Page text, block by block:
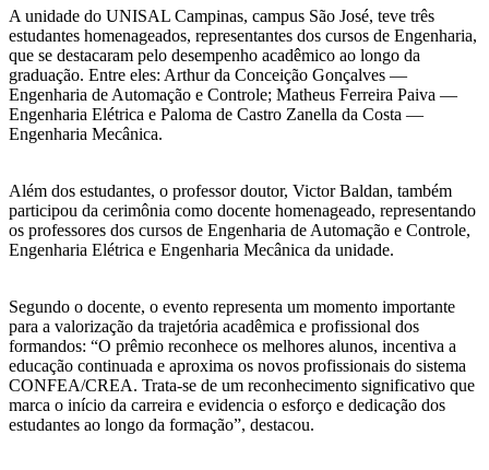
A unidade do UNISAL Campinas, campus São José, teve três
estudantes homenageados, representantes dos cursos de Engenharia,
que se destacaram pelo desempenho acadêmico ao longo da
graduação. Entre eles: Arthur da Conceição Gonçalves —
Engenharia de Automação e Controle; Matheus Ferreira Paiva —
Engenharia Elétrica e Paloma de Castro Zanella da Costa —
Engenharia Mecânica.
Além dos estudantes, o professor doutor, Victor Baldan, também
participou da cerimônia como docente homenageado, representando
os professores dos cursos de Engenharia de Automação e Controle,
Engenharia Elétrica e Engenharia Mecânica da unidade.
Segundo o docente, o evento representa um momento importante
para a valorização da trajetória acadêmica e profissional dos
formandos: “O prêmio reconhece os melhores alunos, incentiva a
educação continuada e aproxima os novos profissionais do sistema
CONFEA/CREA. Trata-se de um reconhecimento significativo que
marca o início da carreira e evidencia o esforço e dedicação dos
estudantes ao longo da formação”, destacou.